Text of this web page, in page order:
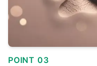
POINT 03